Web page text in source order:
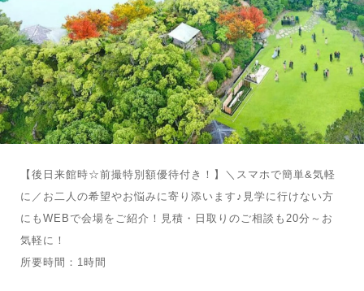
【後日来館時☆前撮特別額優待付き！】＼スマホで簡単&気軽
に／お二人の希望やお悩みに寄り添います♪見学に行けない方
にもWEBで会場をご紹介！見積・日取りのご相談も20分～お
気軽に！
所要時間：1時間